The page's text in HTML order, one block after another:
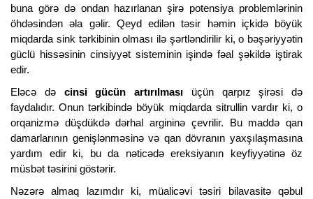
buna görə də ondan hazırlanan şirə potensiya problemlərinin
öhdəsindən əla gəlir. Qeyd edilən təsir həmin içkidə böyük
miqdarda sink tərkibinin olması ilə şərtləndirilir ki, o bəşəriyyətin
güclü hissəsinin cinsiyyət sisteminin işində fəal şəkildə iştirak
edir.
Eləcə də cinsi gücün artırılması üçün qarpız şirəsi də
faydalıdır. Onun tərkibində böyük miqdarda sitrullin vardır ki, o
orqanizmə düşdükdə dərhal argininə çevrilir. Bu maddə qan
damarlarının genişlənməsinə və qan dövranın yaxşılaşmasına
yardım edir ki, bu da nəticədə ereksiyanın keyfiyyətinə öz
müsbət təsirini göstərir.
Nəzərə almaq lazımdır ki, müalicəvi təsiri bilavasitə qəbul